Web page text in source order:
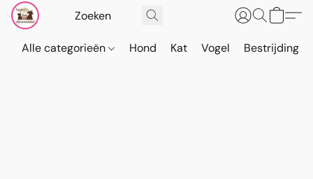
Alle categorieën Hond Kat Vogel Bestrijding